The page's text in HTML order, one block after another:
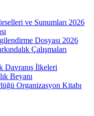
ve Sunumları 2026
Dosyası 2026
Çalışmaları
Davranış İlkeleri
Beyanı
Organizasyon Kitabı